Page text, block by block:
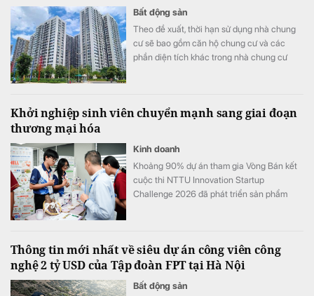
Bất động sản
Theo đề xuất, thời hạn sử dụng nhà chung
cư sẽ bao gồm căn hộ chung cư và các
phần diện tích khác trong nhà chung cư
Khởi nghiệp sinh viên chuyển mạnh sang giai đoạn
thương mại hóa
Kinh doanh
Khoảng 90% dự án tham gia Vòng Bán kết
cuộc thi NTTU Innovation Startup
Challenge 2026 đã phát triển sản phẩm
Thông tin mới nhất về siêu dự án công viên công
nghệ 2 tỷ USD của Tập đoàn FPT tại Hà Nội
Bất động sản